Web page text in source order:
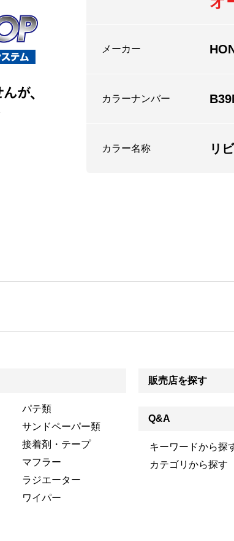
メーカー
カラーナンバー
カラー名称 リ
パテ類
サンドペーパー類
接着剤・テープ
マフラー
ラジエーター
ワイパー
販売店を探す
Q&A
キーワードから探
カテゴリから探す